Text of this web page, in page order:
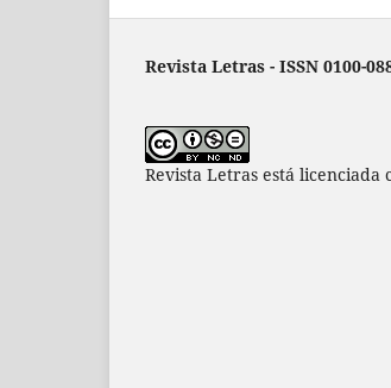
Revista Letras - ISSN 0100-
Revista Letras está licenciada